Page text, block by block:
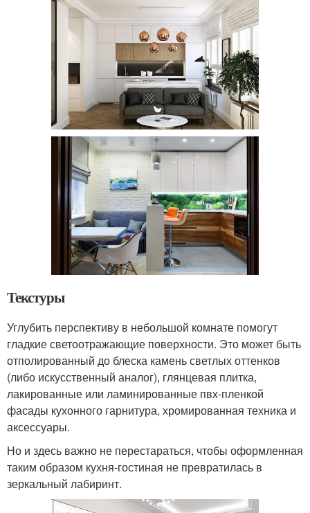
Текстуры
Углубить перспективу в небольшой комнате помогут
гладкие светоотражающие поверхности. Это может быть
отполированный до блеска камень светлых оттенков
(либо искусственный аналог), глянцевая плитка,
лакированные или ламинированные пвх-пленкой
фасады кухонного гарнитура, хромированная техника и
аксессуары.
Но и здесь важно не перестараться, чтобы оформленная
таким образом кухня-гостиная не превратилась в
зеркальный лабиринт.